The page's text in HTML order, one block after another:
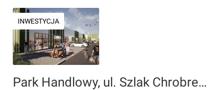
INWESTYCJA
Park Handlowy, ul. Szlak Chrobrego 6